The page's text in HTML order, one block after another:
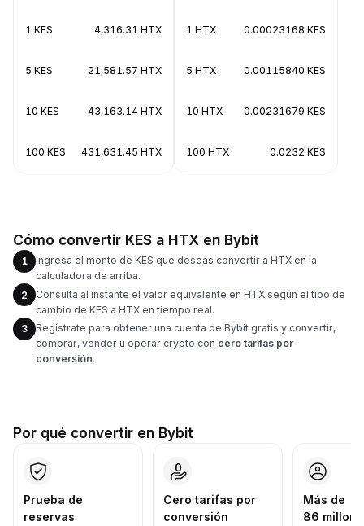
1 KES 4,316.31 HTX
5 KES 21,581.57 HTX
10 KES 43,163.14 HTX
100 KES 431,631.45 HTX
1 HTX 0.00023168 KES
5 HTX 0.00115840 KES
10 HTX 0.00231679 KES
100 HTX 0.0232 KES
Cómo convertir KES a HTX en Bybit
1
Ingresa el monto de KES que deseas convertir a HTX en la
calculadora de arriba.
2
Consulta al instante el valor equivalente en HTX según el tipo de
cambio de KES a HTX en tiempo real.
3
Regístrate para obtener una cuenta de Bybit gratis y convertir,
comprar, vender u operar crypto con cero tarifas por
conversión.
Por qué convertir en Bybit
Prueba de
reservas
Cero tarifas por
conversión
Más de
86